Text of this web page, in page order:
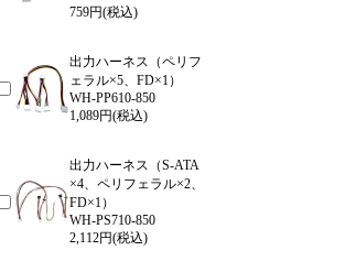
759円(税込)
出力ハーネス（ペリフ
ェラル×5、FD×1）
WH-PP610-850
1,089円(税込)
出力ハーネス（S-ATA
×4、ペリフェラル×2、
FD×1）
WH-PS710-850
2,112円(税込)